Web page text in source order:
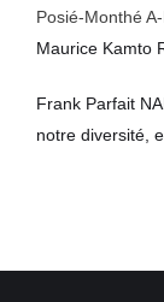
Posié-Monthé
Maurice Kamto
Frank Parfait
notre diversité,